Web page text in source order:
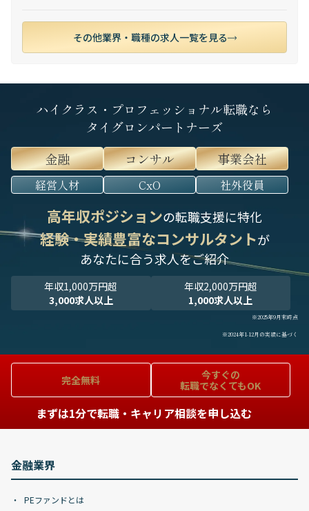
その他業界・職種の求人一覧を見る
ハイクラス・プロフェッショナル転職なら
タイグロンパートナーズ
金融
コンサル 事業会社
経営人材 CxO 社外役員
高年収ポジションの転職支援に特化
経験・実績豊富なコンサルタントが
あなたに合う求人をご紹介
年収1,000万円超
3,000求人以上
年収2,000万円超
1,000求人以上
※2025年9月末時点
※2024年1-12月の実績に基づく
完全無料
今すぐの
転職でなくてもOK
まずは1分で転職・キャリア相談を申し込む
金融業界
PEファンドとは